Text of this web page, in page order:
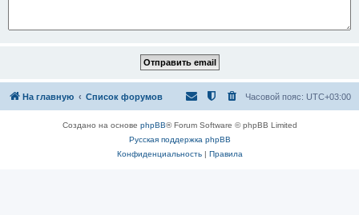
На главную Список форумов Часовой пояс: UTC+03:00
Создано на основе phpBB® Forum Software © phpBB Limited
Русская поддержка phpBB
Конфиденциальность| Правила